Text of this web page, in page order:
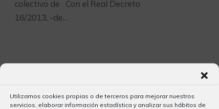
Utilizamos cookies propias o de terceros para mejorar nuestros
servicios, elaborar información estadística y analizar sus hábitos de
colectivo de Con el Real Decreto
16/2013, -de…